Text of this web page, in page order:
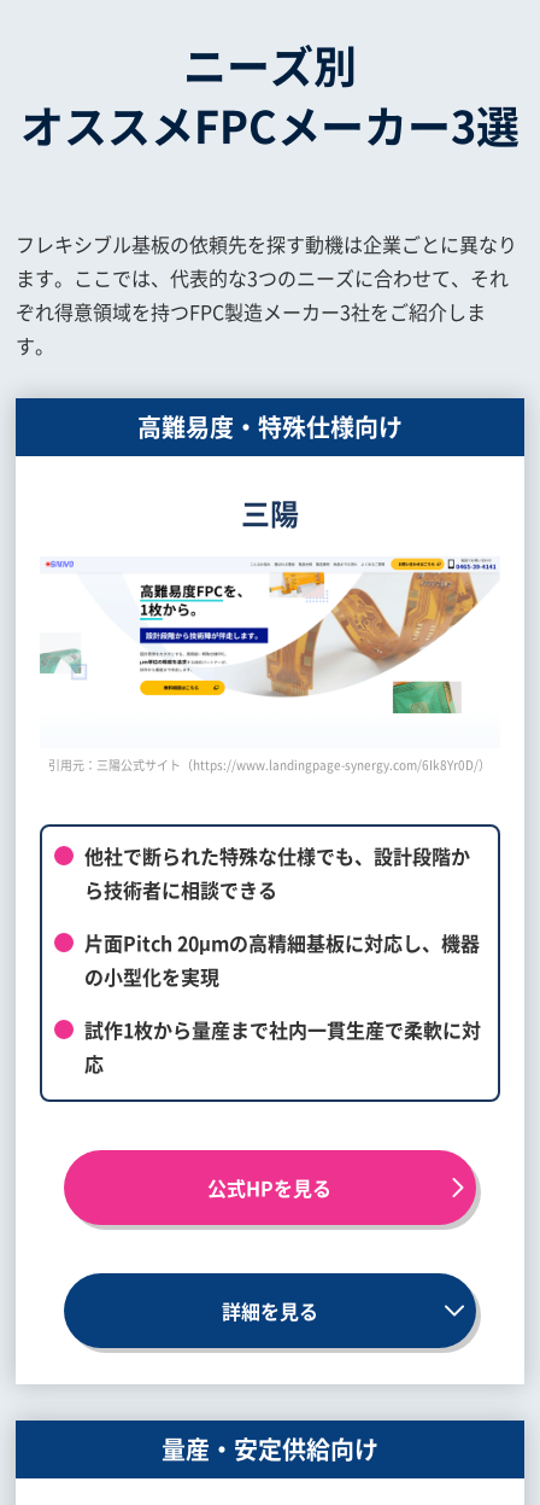
ニーズ別
オススメFPCメーカー3選
フレキシブル基板の依頼先を探す動機は企業ごとに異なり
ます。ここでは、代表的な3つのニーズに合わせて、それ
ぞれ得意領域を持つFPC製造メーカー3社をご紹介しま
す。
高難易度・特殊仕様向け
三陽
引用元：三陽公式サイト（https://www.landingpage-synergy.com/6Ik8Yr0D/）
他社で断られた特殊な仕様でも、設計段階か
ら技術者に相談できる
片面Pitch 20μmの高精細基板に対応し、機器
の小型化を実現
試作1枚から量産まで社内一貫生産で柔軟に対
応
公式HPを見る
詳細を見る
量産・安定供給向け